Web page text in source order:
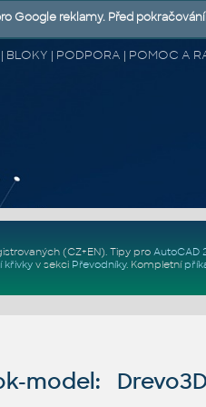
BLOKY | PODPORA | POMOC A
(CZ+EN). Tipy pro AutoCAD
křivkyv sekci Převodníky. Kompletní
model: Drevo3D
Google reklamy. Před